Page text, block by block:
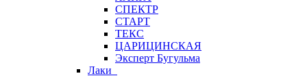
СПЕКТР
СТАРТ
ТЕКС
ЦАРИЦИНСКАЯ
Эксперт Бугульма
Лаки